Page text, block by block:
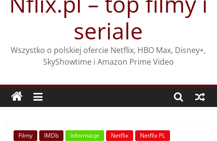
treści
seriale
Wszystko o polskiej ofercie Netflix, HBO Max, Disney+,
SkyShowtime i Amazon Prime Video
Filmy IMDb Informacje Netflix
Netflix PL